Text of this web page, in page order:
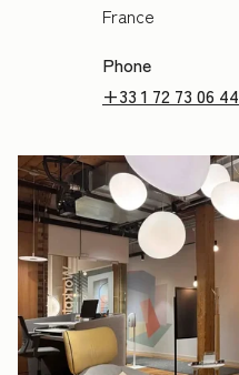
France
Phone
+33 1 72 73 06 44